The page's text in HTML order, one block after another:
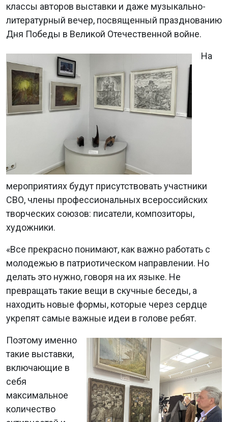
классы авторов выставки и даже музыкально-
литературный вечер, посвященный празднованию
Дня Победы в Великой Отечественной войне.
На
мероприятиях будут присутствовать участники
СВО, члены профессиональных всероссийских
творческих союзов: писатели, композиторы,
художники.
«Все прекрасно понимают, как важно работать с
молодежью в патриотическом направлении. Но
делать это нужно, говоря на их языке. Не
превращать такие вещи в скучные беседы, а
находить новые формы, которые через сердце
укрепят самые важные идеи в голове ребят.
Поэтому именно
такие выставки,
включающие в
себя
максимальное
количество